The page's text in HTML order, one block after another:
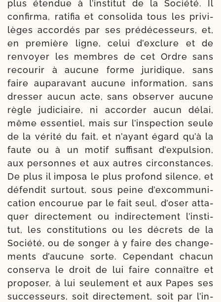
plus éten­due à l’ins­ti­tut de la Société. Il
confir­ma, rati­fia et conso­li­da tous les pri­vi­
lèges accor­dés par ses pré­dé­ces­seurs, et,
en pre­mière ligne, celui d’ex­clure et de
ren­voyer les membres de cet Ordre sans
recou­rir à aucune forme juri­dique, sans
faire aupa­ra­vant aucune infor­ma­tion, sans
dres­ser aucun acte, sans obser­ver aucune
règle judi­ciaire, ni accor­der aucun délai,
même essen­tiel, mais sur l’ins­pec­tion seule
de la véri­té du fait, et n’ayant égard qu’à la
faute ou à un motif suf­fi­sant d’ex­pul­sion,
aux per­sonnes et aux autres cir­cons­tances.
De plus il impo­sa le plus pro­fond silence, et
défen­dit sur­tout, sous peine d’ex­com­mu­ni­
ca­tion encou­rue par le fait seul, d’o­ser atta­
quer direc­te­ment ou indi­rec­te­ment l’ins­ti­
tut, les consti­tu­tions ou les décrets de la
Société, ou de son­ger à y faire des chan­ge­
ments d’au­cune sorte. Cependant cha­cun
conser­va le droit de lui faire connaître et
pro­po­ser, à lui seule­ment et aux Papes ses
suc­ces­seurs, soit direc­te­ment, soit par l’in­